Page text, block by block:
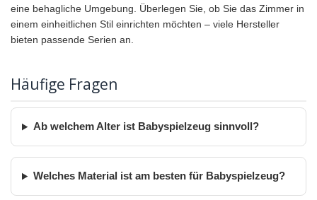
eine behagliche Umgebung. Überlegen Sie, ob Sie das Zimmer in
einem einheitlichen Stil einrichten möchten – viele Hersteller
bieten passende Serien an.
Häufige Fragen
Ab welchem Alter ist Babyspielzeug sinnvoll?
Welches Material ist am besten für Babyspielzeug?